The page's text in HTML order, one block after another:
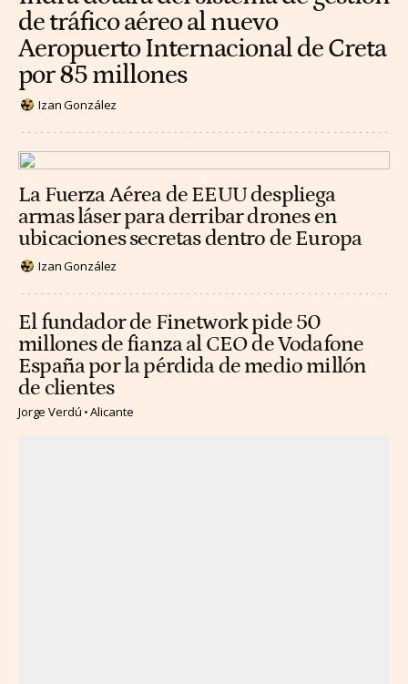
de tráfico aéreo al nuevo
Aeropuerto Internacional de Creta
por 85 millones
Izan González
La Fuerza Aérea de EEUU despliega
armas láser para derribar drones en
ubicaciones secretas dentro de Europa
Izan González
El fundador de Finetwork pide 50
millones de fianza al CEO de Vodafone
España por la pérdida de medio millón
de clientes
Jorge Verdú Alicante